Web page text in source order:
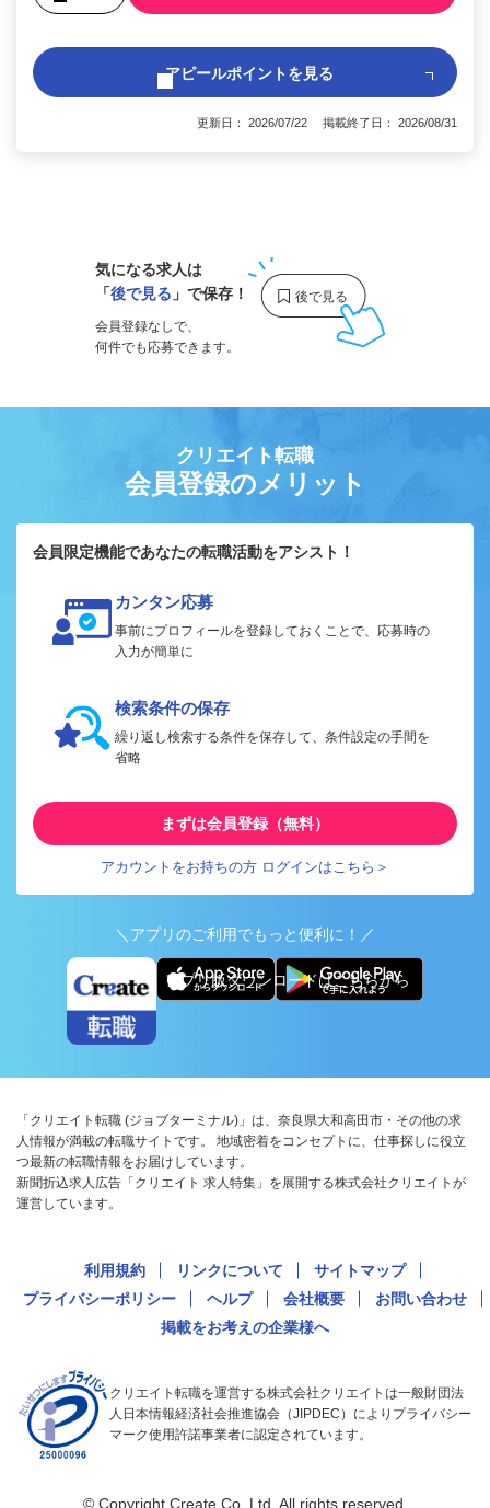
アピールポイントを見る
更新日： 2026/07/22 掲載終了日： 2026/08/31
気になる求人は
「後で見る 」で保存！
会員登録なしで、
何件でも応募できます。
クリエイト転職
会員登録のメリット
会員限定機能であなたの転職活動をアシスト！
カンタン応募
事前にプロフィールを登録しておくことで、応募時の
入力が簡単に
検索条件の保存
繰り返し検索する条件を保存して、条件設定の手間を
省略
まずは会員登録（無料）
アカウントをお持ちの方 ログインはこちら＞
＼アプリのご利用でもっと便利に！／
アプリ版ダウンロードはこちらから
「クリエイト転職 (ジョブターミナル)」は、奈良県大和高田市・その他の求
人情報が満載の転職サイトです。 地域密着をコンセプトに、仕事探しに役立
つ最新の転職情報をお届けしています。
新聞折込求人広告「クリエイト 求人特集」を展開する株式会社クリエイトが
運営しています。
利用規約 リンクについて
サイトマップ
プライバシーポリシー
ヘルプ 会社概要
お問い合わせ
掲載をお考えの企業様へ
クリエイト転職を運営する株式会社クリエイトは一般財団法
人日本情報経済社会推進協会（JIPDEC）によりプライバシー
マーク使用許諾事業者に認定されています。
© Copyright Create Co.,Ltd. All rights reserved.